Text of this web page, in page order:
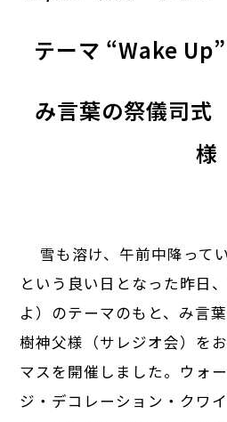
テーマ “Wake Up”
み言葉の祭儀司
様
雪も溶け、午前中降って
という良い日となった昨日
よ）のテーマのもと、み言
樹神父様（サレジオ会）を
マスを開催しました。ウォ
ジ・デコレーション・クワ